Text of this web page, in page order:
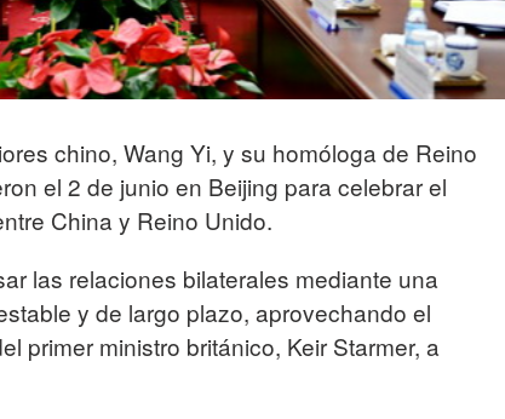
chino, Wang Yi, y su homóloga de Reino
el 2 de junio en Beijing para celebrar el
China y Reino Unido.
las relaciones bilaterales mediante una
y de largo plazo, aprovechando el
primer ministro británico, Keir Starmer, a